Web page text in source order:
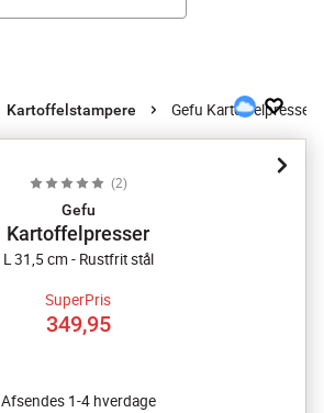
Kartoffelstampere Gefu Kartoffelpresser
(2)
Gefu
Kartoffelpresser
L 31,5 cm - Rustfrit stål
SuperPris
349,95
Afsendes 1-4 hverdage